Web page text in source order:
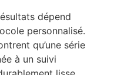
dépend
personnalisé.
qu’une série
à un suivi